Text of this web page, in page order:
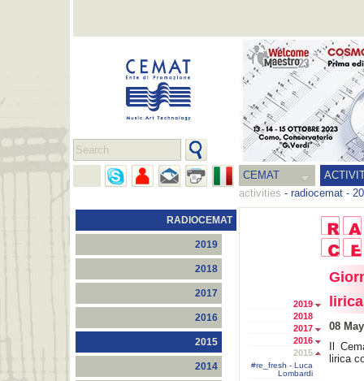
CEMAT
activities - radiocemat -
RADIOCEMAT
2019
2018
2017
2016
2015
2014
2019
2018
2017
2016
2015
#re_fresh - Luca
Lombardi
lirica
08
Il
lirica